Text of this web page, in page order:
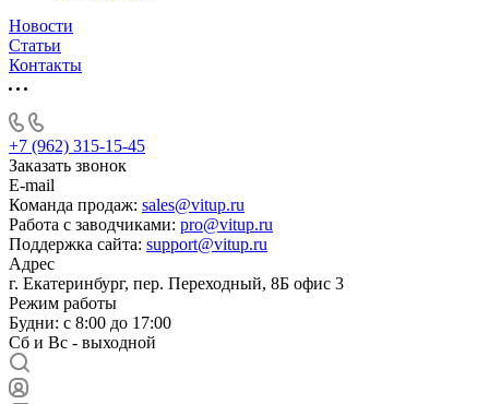
Новости
Статьи
Контакты
+7 (962) 315-15-45
Заказать звонок
E-mail
Команда продаж: sales@vitup.ru
Работа с заводчиками: pro@vitup.ru
Поддержка сайта: support@vitup.ru
Адрес
г. Екатеринбург, пер. Переходный, 8Б офис 3
Режим работы
Будни: с 8:00 до 17:00
Сб и Вс - выходной